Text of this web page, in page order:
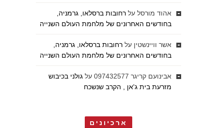
אהוד מורסל על רחובות ברסלאו, גרמניה,
בחודשים האחרונים של מלחמת העולם השנייה
אשר וויינשטין על רחובות ברסלאו, גרמניה,
בחודשים האחרונים של מלחמת העולם השנייה
אבינועם קריגר 097432577 על גולני בכיבוש
מזרעת בית ג'אן , הקרב שנשכח
ארכיונים